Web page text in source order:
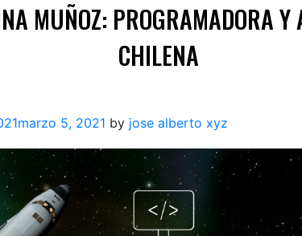
MUÑOZ: PROGRAMADORA Y
CHILENA
marzo 5, 2021 by jose alberto xyz